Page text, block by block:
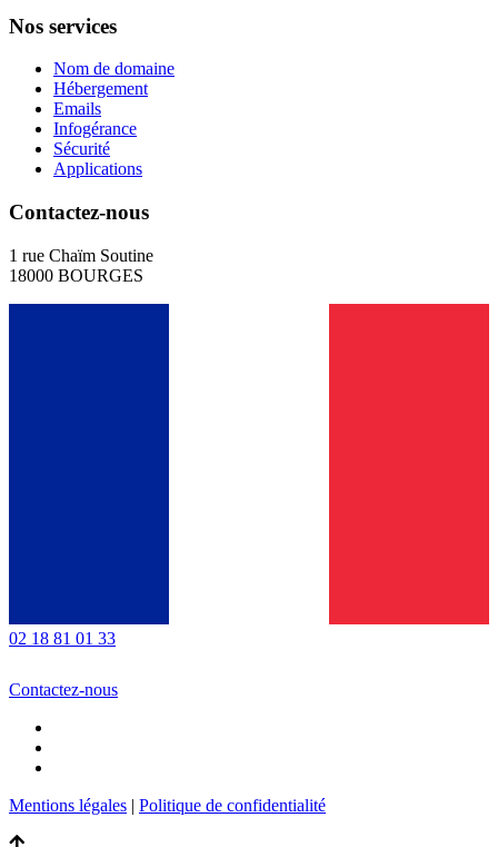
Nos services
Nom de domaine
Hébergement
Emails
Infogérance
Sécurité
Applications
Contactez-nous
1 rue Chaïm Soutine
18000 BOURGES
02 18 81 01 33
Contactez-nous
Mentions légales | Politique de confidentialité